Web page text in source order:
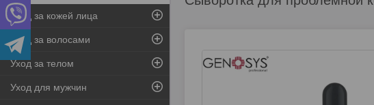
Уход за кожей лица
Уход за волосами
Уход за телом
Уход для мужчин